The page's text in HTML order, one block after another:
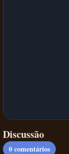
Discussão
0comentários